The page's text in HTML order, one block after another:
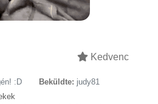
Kedvenc
:D Beküldte: judy81